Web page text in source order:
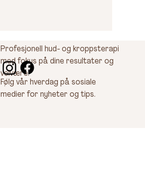
Profesjonell hud- og kroppsterapi
med fokus på dine resultater og
velvære.
Følg vår hverdag på sosiale
medier for nyheter og tips.​